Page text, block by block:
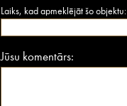
Laiks, kad apmeklējāt šo objektu:
Jūsu komentārs: